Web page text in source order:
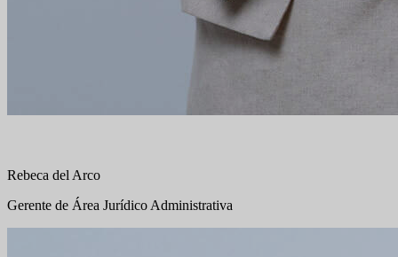
Rebeca del Arco
Gerente de Área Jurídico Administrativa